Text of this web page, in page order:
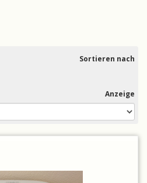
Sortieren nach
Anzeige